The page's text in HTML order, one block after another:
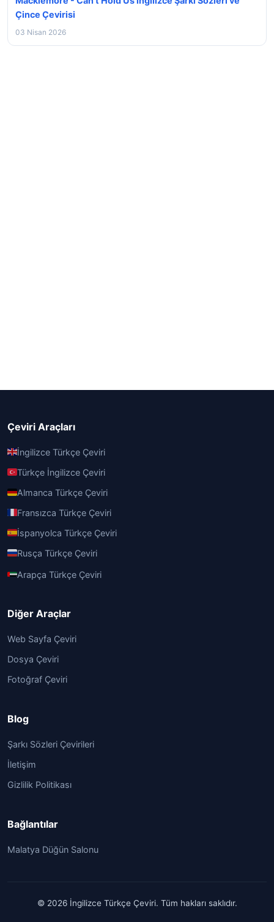
Çince Çevirisi
03 Nisan 2026
Çeviri Araçları
İngilizce Türkçe Çeviri
Türkçe İngilizce Çeviri
Almanca Türkçe Çeviri
Fransızca Türkçe Çeviri
İspanyolca Türkçe Çeviri
Rusça Türkçe Çeviri
Arapça Türkçe Çeviri
Diğer Araçlar
Web Sayfa Çeviri
Dosya Çeviri
Fotoğraf Çeviri
Blog
Şarkı Sözleri Çevirileri
İletişim
Gizlilik Politikası
Bağlantılar
Malatya Düğün Salonu
© 2026 İngilizce Türkçe Çeviri. Tüm hakları saklıdır.